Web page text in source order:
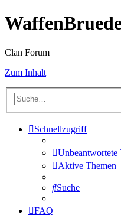
Clan Forum
Zum Inhalt
Schnellzugriff
Unbeantwortete
Aktive Themen
Suche
FAQ